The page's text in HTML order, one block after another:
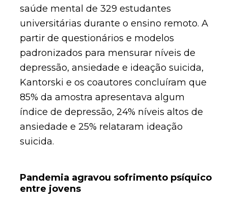
saúde mental de 329 estudantes
universitárias durante o ensino remoto. A
partir de questionários e modelos
padronizados para mensurar níveis de
depressão, ansiedade e ideação suicida,
Kantorski e os coautores concluíram que
85% da amostra apresentava algum
índice de depressão, 24% níveis altos de
ansiedade e 25% relataram ideação
suicida.
Pandemia agravou sofrimento psíquico
entre jovens